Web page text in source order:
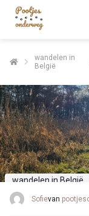
wandelen in
België
wandelen in België
Sofievan